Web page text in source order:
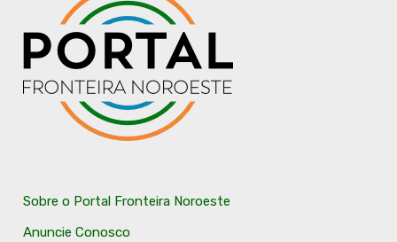
Sobre o Portal Fronteira Noroeste
Anuncie Conosco